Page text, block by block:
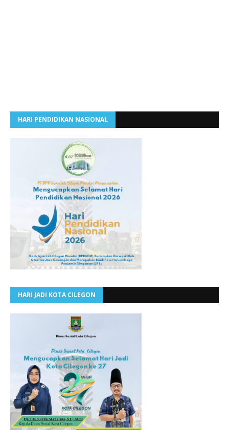
HARI PENDIDIKAN NASIONAL
HARI JADI KOTA CILEGON